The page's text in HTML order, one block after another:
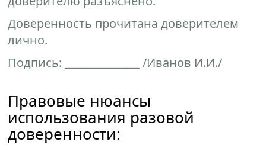
Доверенность прочитана доверителем
лично.
Подпись: ______________ /Иванов И.И./
Правовые нюансы
использования разовой
доверенности: